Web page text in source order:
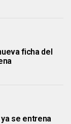
ficha del
se entrena